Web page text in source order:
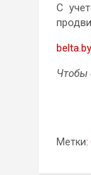
С
belta.by
Чтобы
Метки: